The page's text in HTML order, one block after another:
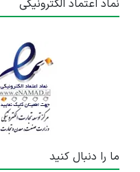
نماد اعتماد الکترونیکی
ما را دنبال کنید